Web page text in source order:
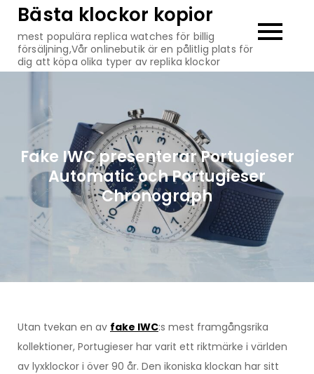
Hoppa
innehåll
Bästa klockor kopior
mest populära replica watches för billig
försäljning,Vår onlinebutik är en pålitlig plats för
dig att köpa olika typer av replika klockor
Fake IWC presenterar Portugieser
Automatic och Portugieser
Chronograph
Utan tvekan en av fake IWC:s mest framgångsrika
kollektioner, Portugieser har varit ett riktmärke i världen
av lyxklockor i över 90 år. Den ikoniska klockan har sitt